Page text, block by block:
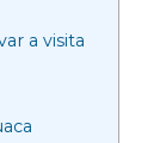
a visita